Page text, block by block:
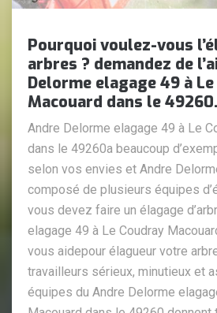
Pourquoi voulez-vous
arbres ? demandez de
Delorme elagage 49 à
Macouard dans le 49260.
Andre Delorme elagage 49 à Le
dans le 49260a beaucoup
selon vos envies et Andre
composé de plusieurs équipes
vous devez faire un élagage
elagage 49 à Le Coudray
vous aidepour élagueur votre
travailleurs sérieux, minutieux et
équipes du Andre Delorme